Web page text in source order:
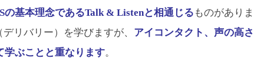
の基本理念であるTalk & Listenと相通じる ものがありま
リバリー）を学びますが、 アイコンタクト、声の高さ
学ぶことと重なります。